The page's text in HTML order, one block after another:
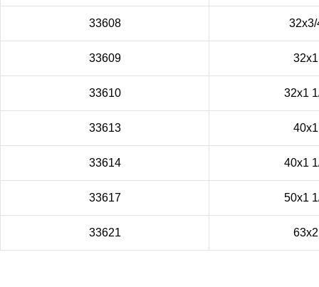
33608 32х3/
33609 32x1
33610 32x1
33613 40x1
33614 40x1
33617 50x1
33621 63x2